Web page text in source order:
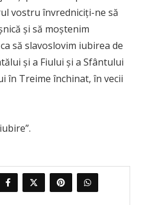
vostru învredniciţi-ne să
şi să moştenim
să slavoslovim iubirea de
şi a Fiului şi a Sfântului
în Treime închinat, în vecii